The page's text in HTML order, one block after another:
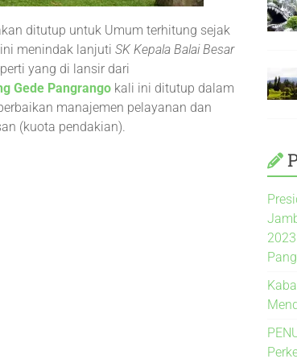
ditutup untuk Umum terhitung sejak
menindak lanjuti SK Kepala Balai Besar
yang di lansir dari
Gede Pangrango kali ini ditutup dalam
manajemen pelayanan dan
(kuota pendakian).